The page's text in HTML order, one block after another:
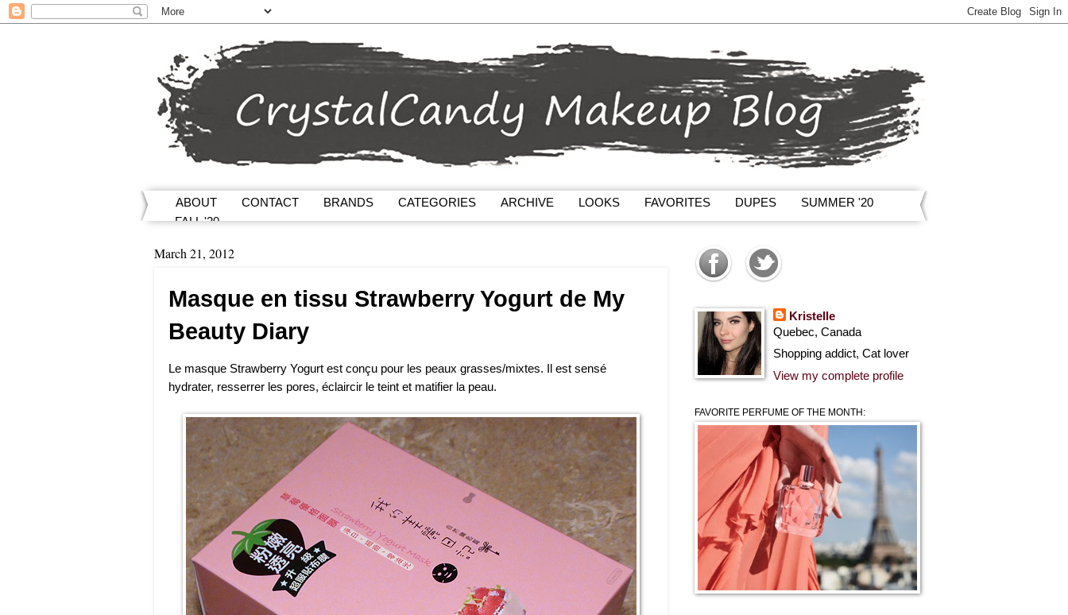
ABOUT CONTACT BRANDS CATEGORIES ARCHIVE LOOKS FAVORITES DUPES
SUMMER '20
FALL '20
March 21, 2012
Masque en tissu Strawberry Yogurt de My
Beauty Diary
Le masque Strawberry Yogurt est conçu pour les peaux grasses/mixtes. Il est sensé
hydrater, resserrer les pores, éclaircir le teint et matifier la peau.
Kristelle
Quebec, Canada
Shopping addict, Cat lover
View my complete profile
FAVORITE PERFUME OF THE MONTH: